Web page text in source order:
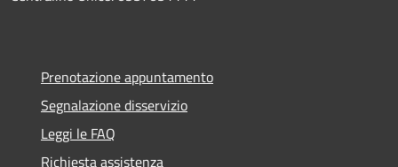
Prenotazione appuntamento
Segnalazione disservizio
Leggi le FAQ
Richiesta assistenza